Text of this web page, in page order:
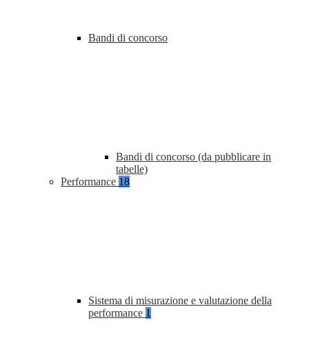
Bandi di concorso
Bandi di concorso (da pubblicare in
tabelle)
Performance 18
Sistema di misurazione e valutazione della
performance 1